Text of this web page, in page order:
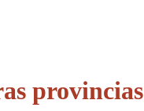
provincias